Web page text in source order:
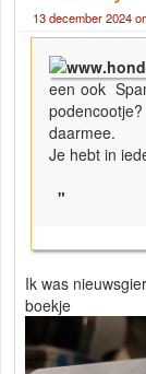
13 december 2024
een ook
daarmee.
Je hebt in
"
Ik was